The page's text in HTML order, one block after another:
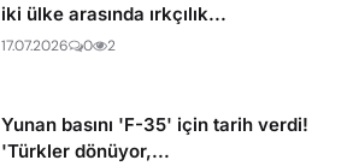
iki ülke arasında ırkçılık...
17.07.2026 0 2
Yunan basını 'F-35' için tarih verdi!
'Türkler dönüyor,...